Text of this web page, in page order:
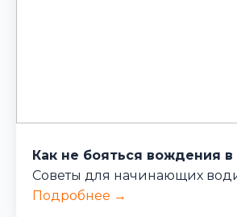
Как не бояться вождения в
Советы для начинающих
Подробнее →